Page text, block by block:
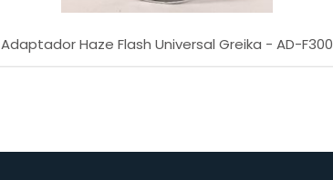
Adaptador Haze Flash Universal Greika - AD-F300